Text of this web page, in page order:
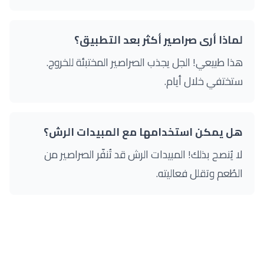
لماذا أرى صراصير أكثر بعد التطبيق؟
هذا طبيعي! الجل يجذب الصراصير المختبئة للخروج.
ستختفي خلال أيام.
هل يمكن استخدامها مع المبيدات الرش؟
لا يُنصح بذلك! المبيدات الرش قد تُنفّر الصراصير من
الطُعم وتقلل فعاليته.